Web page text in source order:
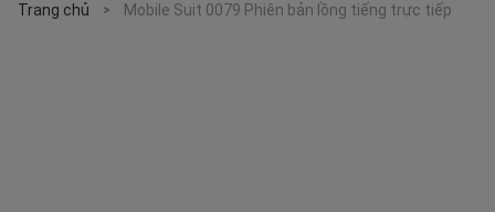
Trang chủ > Mobile Suit 0079 Phiên bản lồng tiếng trực tiếp